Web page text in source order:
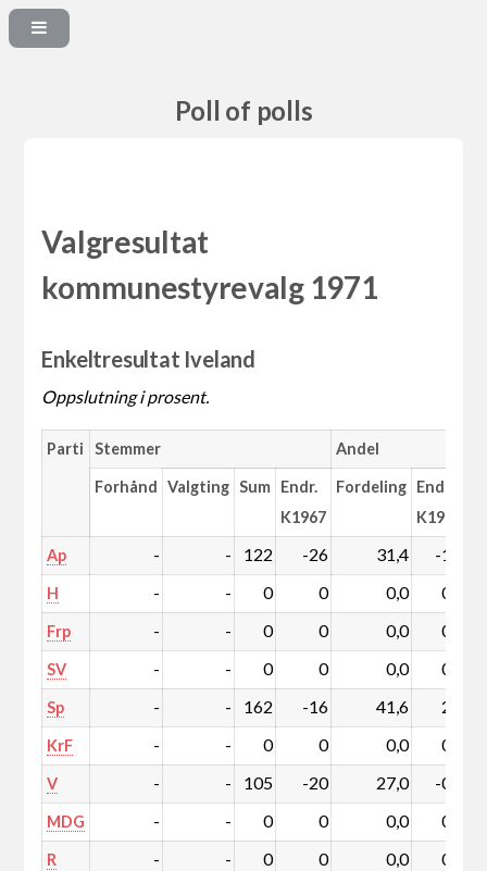
Poll of polls
Valgresultat
kommunestyrevalg 1971
Enkeltresultat Iveland
Oppslutning i prosent.
Parti Stemmer Andel
Forhånd Valgting Sum Endr.
K1967
Fordeling Endr.
K1967
Ap - - 122 -26 31,4 -1,5
H - - 0 0 0,0 0,0
Frp - - 0 0 0,0 0,0
SV - - 0 0 0,0 0,0
Sp - - 162 -16 41,6 2,2
KrF - - 0 0 0,0 0,0
V - - 105 -20 27,0 -0,7
MDG - - 0 0 0,0 0,0
R - - 0 0 0,0 0,0